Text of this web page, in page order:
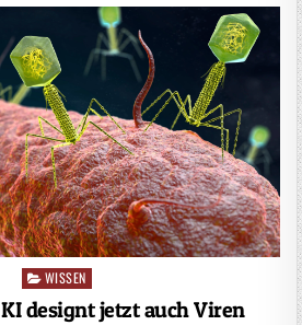
Posted
in
WISSEN
designt jetzt auch Viren